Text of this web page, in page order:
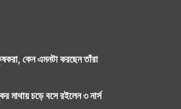
কেন এমনটা করছেন তাঁরা
মাথায় চড়ে বসে রইলেন ৩ নার্স